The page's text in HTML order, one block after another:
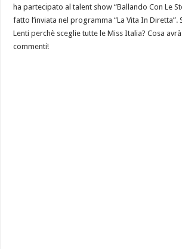
ha partecipato al talent show “Ballando Con Le
fatto l’inviata nel programma “La Vita In Diretta”.
Lenti perchè sceglie tutte le Miss Italia? Cosa
commenti!